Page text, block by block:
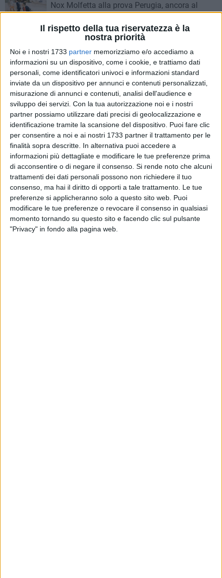
Il rispetto della tua riservatezza è la
nostra priorità
Noi e i nostri 1733 partner memorizziamo e/o accediamo a
informazioni su un dispositivo, come i cookie, e trattiamo dati
personali, come identificatori univoci e informazioni standard
inviate da un dispositivo per annunci e contenuti personalizzati,
misurazione di annunci e contenuti, analisi dell'audience e
sviluppo dei servizi. Con la tua autorizzazione noi e i nostri
partner possiamo utilizzare dati precisi di geolocalizzazione e
identificazione tramite la scansione del dispositivo. Puoi fare clic
per consentire a noi e ai nostri 1733 partner il trattamento per le
finalità sopra descritte. In alternativa puoi accedere a
informazioni più dettagliate e modificare le tue preferenze prima
di acconsentire o di negare il consenso. Si rende noto che alcuni
trattamenti dei dati personali possono non richiedere il tuo
consenso, ma hai il diritto di opporti a tale trattamento. Le tue
preferenze si applicheranno solo a questo sito web. Puoi
modificare le tue preferenze o revocare il consenso in qualsiasi
momento tornando su questo sito e facendo clic sul pulsante
"Privacy" in fondo alla pagina web.
Nox Molfetta alla prova Perugia, ancora al
PalaFiorentini
MOLFETTA - 27 FEBBRAIO 2022
La Molfetta Calcio femminile a Brindisi per la
Coppa
MOLFETTA - 27 FEBBRAIO 2022
Big match al "Petrone" per la Virtus Molfetta
MOLFETTA - 27 FEBBRAIO 2022
Per il Borgorosso Molfetta sfida-chiave contro
il San Marco
MOLFETTA - 27 FEBBRAIO 2022
La Molfetta Calcio affronta il Francavilla di
mister Nicola Ragno
MOLFETTA - 26 FEBBRAIO 2022
Saverio Bufi: «Ho formulato una proposta